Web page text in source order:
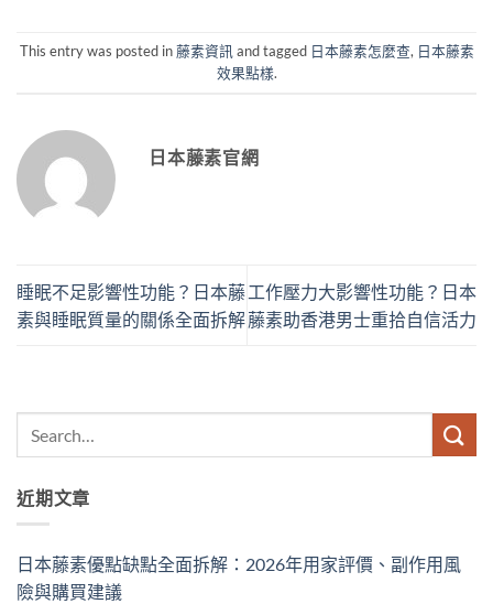
This entry was posted in藤素資訊and tagged 日本藤素怎麼查, 日本藤素
效果點樣.
日本藤素官網
睡眠不足影響性功能？日本藤
素與睡眠質量的關係全面拆解
工作壓力大影響性功能？日本
藤素助香港男士重拾自信活力
近期文章
日本藤素優點缺點全面拆解：2026年用家評價、副作用風
險與購買建議